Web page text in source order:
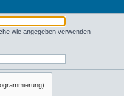
wie angegeben verwenden